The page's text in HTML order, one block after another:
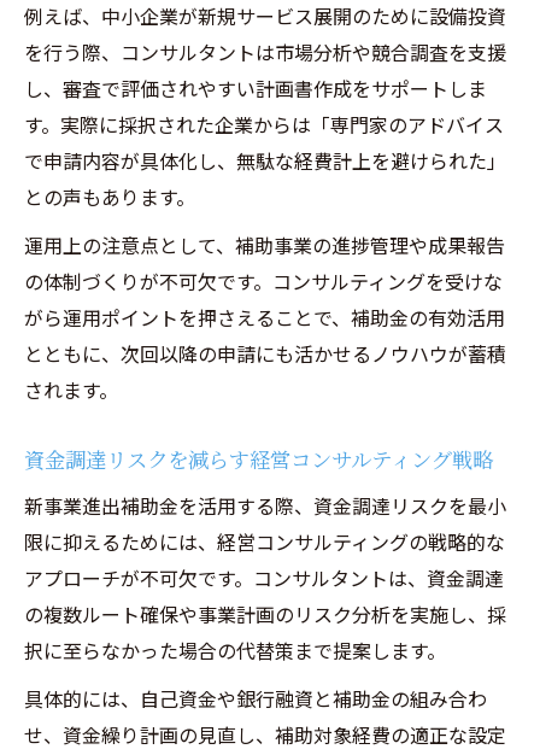
例えば、中小企業が新規サービス展開のために設備投資
を行う際、コンサルタントは市場分析や競合調査を支援
し、審査で評価されやすい計画書作成をサポートしま
す。実際に採択された企業からは「専門家のアドバイス
で申請内容が具体化し、無駄な経費計上を避けられた」
との声もあります。
運用上の注意点として、補助事業の進捗管理や成果報告
の体制づくりが不可欠です。コンサルティングを受けな
がら運用ポイントを押さえることで、補助金の有効活用
とともに、次回以降の申請にも活かせるノウハウが蓄積
されます。
資金調達リスクを減らす経営コンサルティング戦略
新事業進出補助金を活用する際、資金調達リスクを最小
限に抑えるためには、経営コンサルティングの戦略的な
アプローチが不可欠です。コンサルタントは、資金調達
の複数ルート確保や事業計画のリスク分析を実施し、採
択に至らなかった場合の代替策まで提案します。
具体的には、自己資金や銀行融資と補助金の組み合わ
せ、資金繰り計画の見直し、補助対象経費の適正な設定